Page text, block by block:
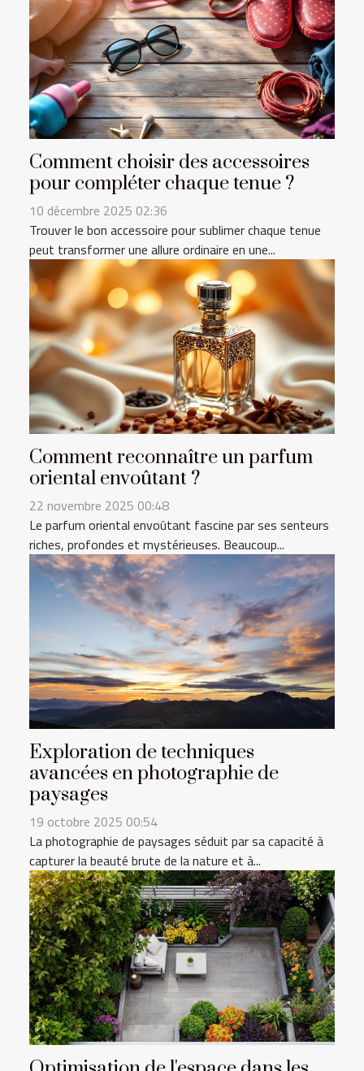
Comment choisir des accessoires
pour compléter chaque tenue ?
10 décembre 2025 02:36
Trouver le bon accessoire pour sublimer chaque tenue
peut transformer une allure ordinaire en une...
Comment reconnaître un parfum
oriental envoûtant ?
22 novembre 2025 00:48
Le parfum oriental envoûtant fascine par ses senteurs
riches, profondes et mystérieuses. Beaucoup...
Exploration de techniques
avancées en photographie de
paysages
19 octobre 2025 00:54
La photographie de paysages séduit par sa capacité à
capturer la beauté brute de la nature et à...